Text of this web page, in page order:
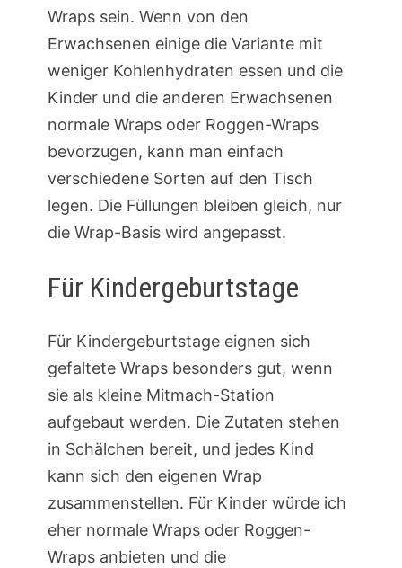
Wraps sein. Wenn von den
Erwachsenen einige die Variante mit
weniger Kohlenhydraten essen und die
Kinder und die anderen Erwachsenen
normale Wraps oder Roggen-Wraps
bevorzugen, kann man einfach
verschiedene Sorten auf den Tisch
legen. Die Füllungen bleiben gleich, nur
die Wrap-Basis wird angepasst.
Für Kindergeburtstage
Für Kindergeburtstage eignen sich
gefaltete Wraps besonders gut, wenn
sie als kleine Mitmach-Station
aufgebaut werden. Die Zutaten stehen
in Schälchen bereit, und jedes Kind
kann sich den eigenen Wrap
zusammenstellen. Für Kinder würde ich
eher normale Wraps oder Roggen-
Wraps anbieten und die